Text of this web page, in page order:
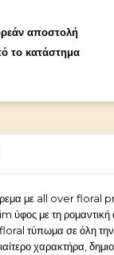
αποστολή
το κατάστημα
με all over floral
ύφος με τη ρομαντική
τύπωμα σε όλη την
χαρακτήρα,